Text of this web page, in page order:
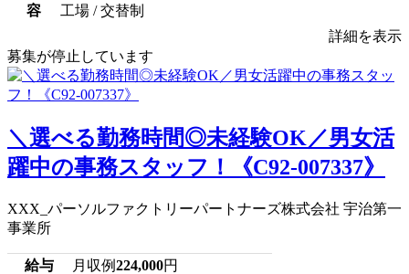
容
工場 / 交替制
詳細を表示
募集が停止しています
＼選べる勤務時間◎未経験OK／男女活
躍中の事務スタッフ！《C92-007337》
XXX_パーソルファクトリーパートナーズ株式会社 宇治第一
事業所
給与 月収例224,000円